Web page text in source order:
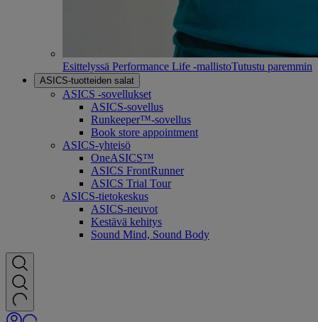
Esittelyssä Performance Life -mallistoTutustu paremmin
ASICS-tuotteiden salat
ASICS -sovellukset
ASICS-sovellus
Runkeeper™-sovellus
Book store appointment
ASICS-yhteisö
OneASICS™
ASICS FrontRunner
ASICS Trial Tour
ASICS-tietokeskus
ASICS-neuvot
Kestävä kehitys
Sound Mind, Sound Body